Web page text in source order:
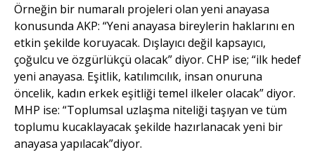
Örneğin bir numaralı projeleri olan yeni anayasa
konusunda AKP: “Yeni anayasa bireylerin haklarını en
etkin şekilde koruyacak. Dışlayıcı değil kapsayıcı,
çoğulcu ve özgürlükçü olacak” diyor. CHP ise; “ilk hedef
yeni anayasa. Eşitlik, katılımcılık, insan onuruna
öncelik, kadın erkek eşitliği temel ilkeler olacak” diyor.
MHP ise: “Toplumsal uzlaşma niteliği taşıyan ve tüm
toplumu kucaklayacak şekilde hazırlanacak yeni bir
anayasa yapılacak”diyor.